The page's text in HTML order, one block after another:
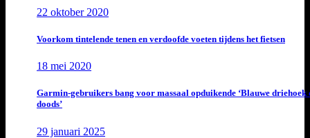
22 oktober 2020
Voorkom tintelende tenen en verdoofde voeten tijdens het fietsen
18 mei 2020
Garmin-gebruikers bang voor massaal opduikende ‘Blauwe driehoek
doods’
29 januari 2025